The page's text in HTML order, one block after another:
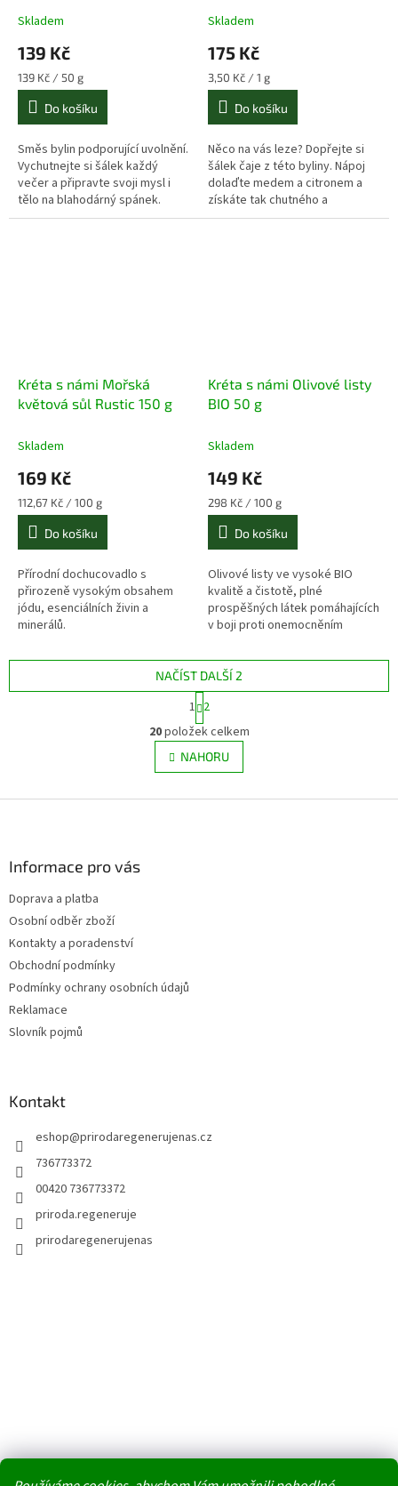
Skladem
139 Kč
Měrná
cena:
139 Kč / 50 g
Do košíku
Směs bylin podporující uvolnění.
Vychutnejte si šálek každý
večer a připravte svoji mysl i
tělo na blahodárný spánek.
Skladem
175 Kč
Měrná
cena:
3,50 Kč / 1 g
Do košíku
Něco na vás leze? Dopřejte si
šálek čaje z této byliny. Nápoj
dolaďte medem a citronem a
získáte tak chutného a
prospěšného pomocníka v boji
Kréta s námi Mořská
květová sůl Rustic 150 g
Skladem
169 Kč
Měrná
cena:
112,67 Kč / 100 g
Do košíku
Přírodní dochucovadlo s
přirozeně vysokým obsahem
jódu, esenciálních živin a
minerálů.
Kréta s námi Olivové listy
BIO 50 g
Skladem
149 Kč
Měrná
cena:
298 Kč / 100 g
Do košíku
Olivové listy ve vysoké BIO
kvalitě a čistotě, plné
prospěšných látek pomáhajících
v boji proti onemocněním
O
v
l
á
NAČÍST DALŠÍ 2
S
t
r
á
n
k
v
1 2
20položek celkem
NAHORU
Informace pro vás
Doprava a platba
Osobní odběr zboží
Kontakty a poradenství
Obchodní podmínky
Podmínky ochrany osobních údajů
Reklamace
Slovník pojmů
Kontakt
eshop@prirodaregenerujenas.cz
736773372
00420 736773372
priroda.regeneruje
prirodaregenerujenas